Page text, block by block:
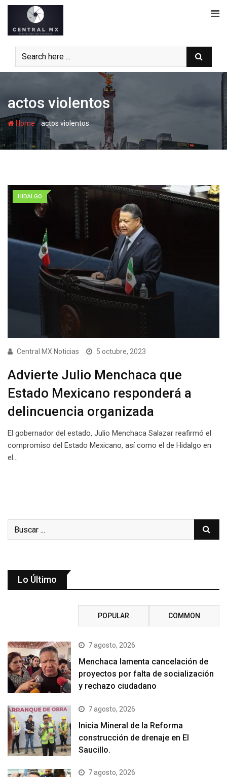
Skip
content
actos violentos
Home-actos violentos
HIDALGO
Central MX Noticias 5 octubre, 2023
Advierte Julio Menchaca que
Estado Mexicano responderá a
delincuencia organizada
El gobernador del estado, Julio Menchaca Salazar reafirmó el
compromiso del Estado Mexicano, así como el de Hidalgo en
el…
Lo Último
POPULAR COMMON
7 agosto, 2026
Menchaca lamenta cancelación de
proyectos por falta de socialización
y rechazo ciudadano
7 agosto, 2026
Inicia Mineral de la Reforma
construcción de drenaje en El
Saucillo.
7 agosto, 2026